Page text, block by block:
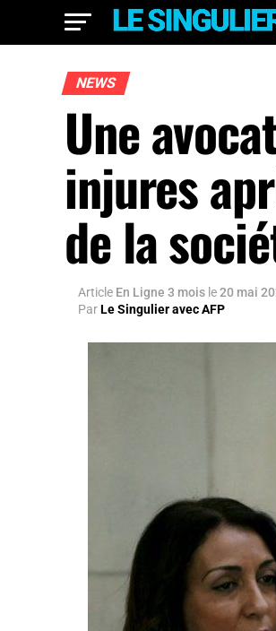
NEWS
Une
injures
de la
Article En Ligne 3 mois le20 mai
ParLe Singulier avec AFP